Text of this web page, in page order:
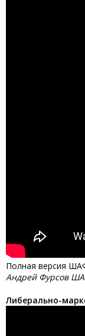
Полная версия
Андрей Фурсов
Либерально-